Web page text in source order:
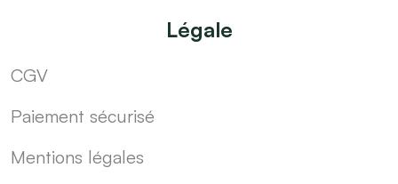
Légale
CGV
Paiement sécurisé
Mentions légales